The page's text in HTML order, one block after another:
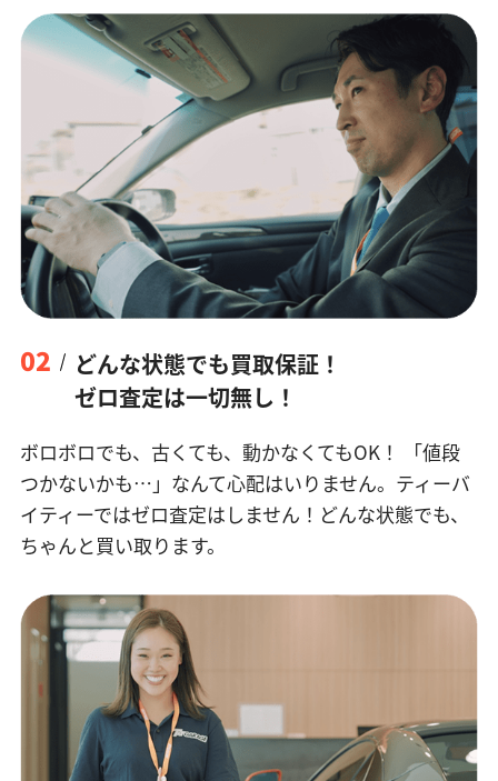
02
どんな状態でも買取保証！
ゼロ査定は一切無し！
ボロボロでも、古くても、動かなくてもOK！
「値段
つかないかも…」なんて心配はいりません。ティーバ
イティーではゼロ査定はしません！どんな状態でも、
ちゃんと買い取ります。